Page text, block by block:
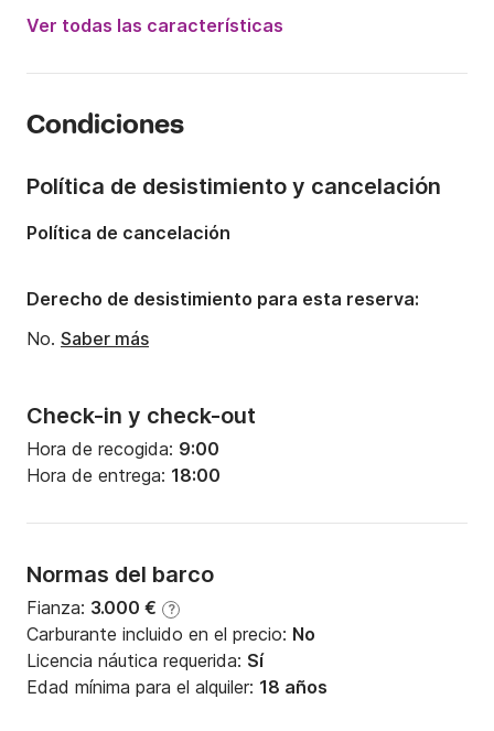
150CV
Capacidad a bordo:
Ver todas las características
Condiciones
Check-in y check-out
Hora de recogida: 9:00
Hora de entrega: 18:00
Normas del barco
Fianza: 3.000 € ?
Carburante incluido en el precio: No
Licencia náutica requerida: Sí
Edad mínima para el alquiler: 18 años
Política de desistimiento y cancelación
Política de cancelación
Derecho de desistimiento para esta reserva:
No. Saber más